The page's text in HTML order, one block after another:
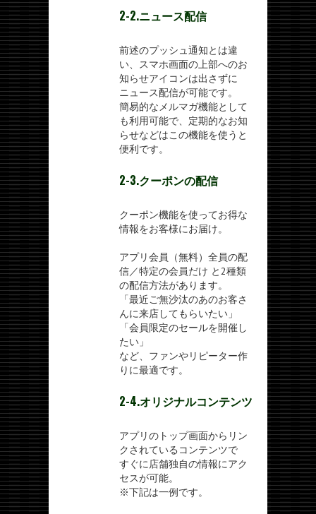
2-2.ニュース配信
前述のプッシュ通知とは違
い、スマホ画面の上部へのお
知らせアイコンは出さずに
ニュース配信が可能です。
簡易的なメルマガ機能として
も利用可能で、定期的なお知
らせなどはこの機能を使うと
便利です。
2-3.クーポンの配信
クーポン機能を使ってお得な
情報をお客様にお届け。
アプリ会員（無料）全員の配
信／特定の会員だけ と2種類
の配信方法があります。
「最近ご無沙汰のあのお客さ
んに来店してもらいたい」
「会員限定のセールを開催し
たい」
など、ファンやリピーター作
りに最適です。
2-4.オリジナルコンテンツ
アプリのトップ画面からリン
クされているコンテンツで
すぐに店舗独自の情報にアク
セスが可能。
※下記は一例です。